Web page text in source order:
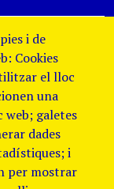
i de
Cookies
el lloc
una
galetes
dades
i
per mostrar